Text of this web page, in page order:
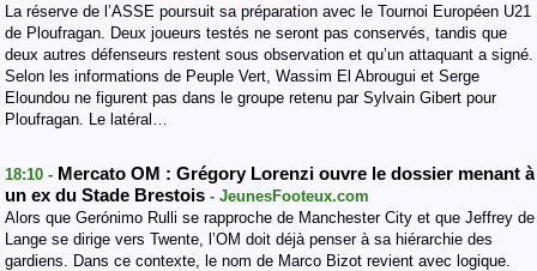
La réserve de l’ASSE poursuit sa préparation avec le Tournoi Européen U21
de Ploufragan. Deux joueurs testés ne seront pas conservés, tandis que
deux autres défenseurs restent sous observation et qu’un attaquant a signé.
Selon les informations de Peuple Vert, Wassim El Abrougui et Serge
Eloundou ne figurent pas dans le groupe retenu par Sylvain Gibert pour
Ploufragan. Le latéral…
18:10 - Mercato OM : Grégory Lorenzi ouvre le dossier menant à
un ex du Stade Brestois - JeunesFooteux.com
Alors que Gerónimo Rulli se rapproche de Manchester City et que Jeffrey de
Lange se dirige vers Twente, l’OM doit déjà penser à sa hiérarchie des
gardiens. Dans ce contexte, le nom de Marco Bizot revient avec logique.